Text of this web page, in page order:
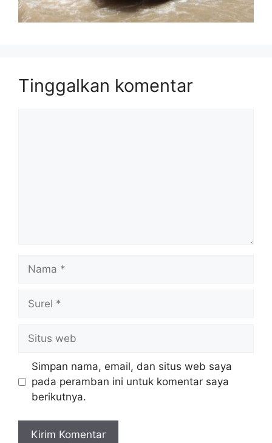
Tinggalkan komentar
Simpan nama, email, dan situs web saya
pada peramban ini untuk komentar saya
berikutnya.